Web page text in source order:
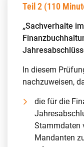
Teil 2 (110
„Sachverhalte
In diesem
nachzuweisen,
die für die
Stammdaten
Mandanten